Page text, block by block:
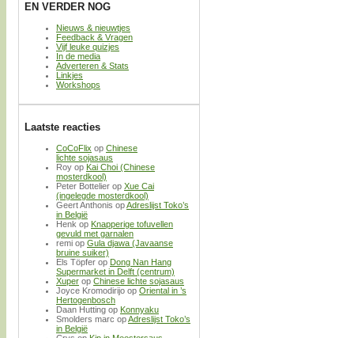
EN VERDER NOG
Nieuws & nieuwtjes
Feedback & Vragen
Vijf leuke quizjes
In de media
Adverteren & Stats
Linkjes
Workshops
Laatste reacties
CoCoFlix op Chinese
lichte sojasaus
Roy op Kai Choi (Chinese
mosterdkool)
Peter Bottelier op Xue Cai
(ingelegde mosterdkool)
Geert Anthonis opAdreslijst Toko’s
in België
Henk op Knapperige tofuvellen
gevuld met garnalen
remi op Gula djawa (Javaanse
bruine suiker)
Els Töpfer op Dong Nan Hang
Supermarket in Delft (centrum)
Xuper op Chinese lichte sojasaus
Joyce Kromodirijo op Oriental in ’s
Hertogenbosch
Daan Hutting op Konnyaku
Smolders marc opAdreslijst Toko’s
in België